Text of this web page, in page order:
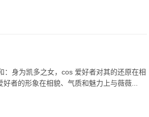
身为凯多之女，cos 爱好者对其的还原在相
者的形象在相貌、气质和魅力上与薇薇...